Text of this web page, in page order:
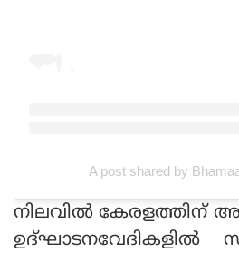
A post shared by
നിലവിൽ കേരളത്തിന്
ഉദ്‌ഘാടനവേദികളിൽ